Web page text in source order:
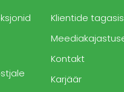
Klientide
Kontakt
Karjäär